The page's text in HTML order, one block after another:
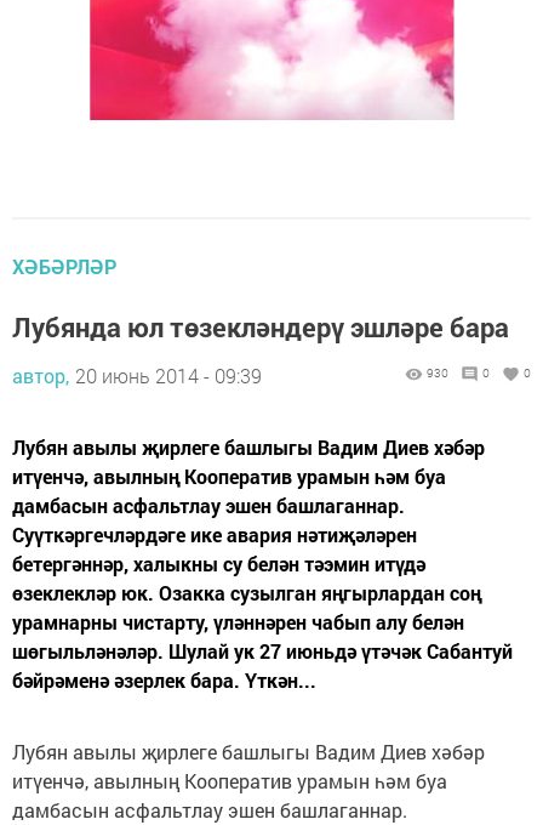
ХӘБӘРЛӘР
Лубянда юл төзекләндерү эшләре бара
автор, 20 июнь 2014 - 09:39 930 0 0
Лубян авылы җирлеге башлыгы Вадим Диев хәбәр
итүенчә, авылның Кооператив урамын һәм буа
дамбасын асфальтлау эшен башлаганнар.
Суүткәргечләрдәге ике авария нәтиҗәләрен
бетергәннәр, халыкны су белән тәэмин итүдә
өзеклекләр юк. Озакка сузылган яңгырлардан соң
урамнарны чистарту, үләннәрен чабып алу белән
шөгыльләнәләр. Шулай ук 27 июньдә үтәчәк Сабантуй
бәйрәменә әзерлек бара. Үткән...
Лубян авылы җирлеге башлыгы Вадим Диев хәбәр
итүенчә, авылның Кооператив урамын һәм буа
дамбасын асфальтлау эшен башлаганнар.